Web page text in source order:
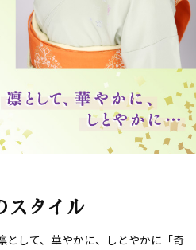
スタイル
として、華やかに、しとやかに「奇